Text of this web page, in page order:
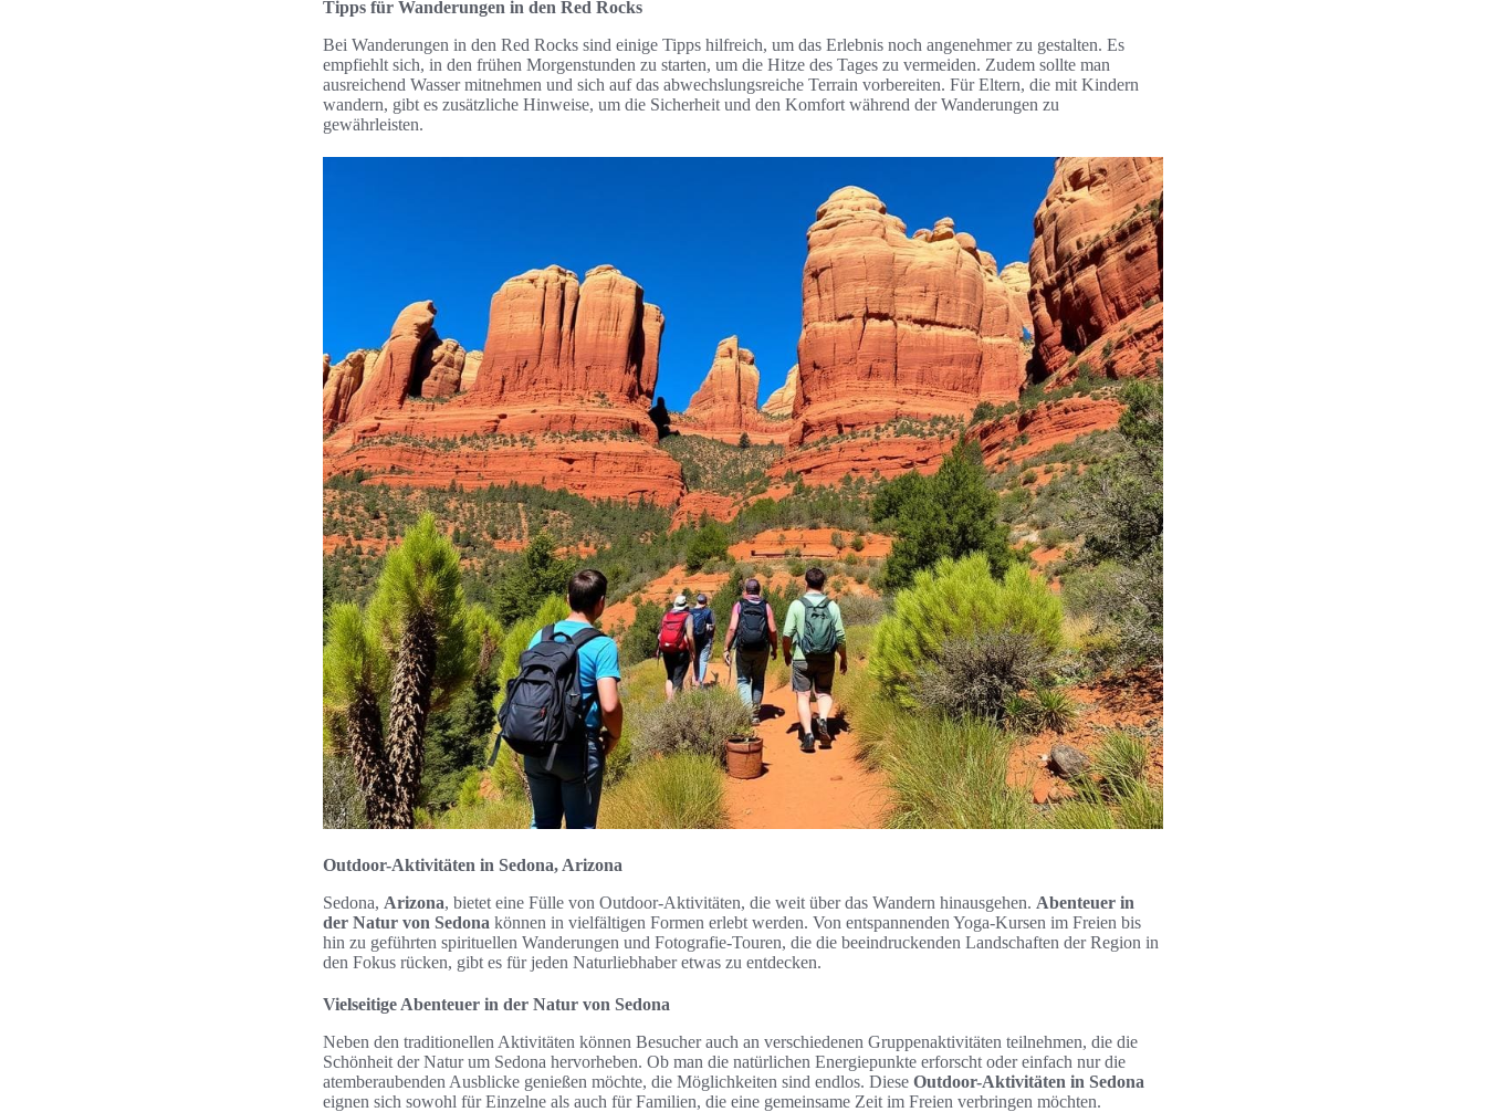
Tipps für Wanderungen in den Red Rocks
Bei Wanderungen in den Red Rocks sind einige Tipps hilfreich, um das Erlebnis noch angenehmer zu gestalten. Es
empfiehlt sich, in den frühen Morgenstunden zu starten, um die Hitze des Tages zu vermeiden. Zudem sollte man
ausreichend Wasser mitnehmen und sich auf das abwechslungsreiche Terrain vorbereiten. Für Eltern, die mit Kindern
wandern, gibt es zusätzliche Hinweise, um die Sicherheit und den Komfort während der Wanderungen zu
gewährleisten.
Outdoor-Aktivitäten in Sedona, Arizona
Sedona, Arizona, bietet eine Fülle von Outdoor-Aktivitäten, die weit über das Wandern hinausgehen. Abenteuer in
der Natur von Sedona können in vielfältigen Formen erlebt werden. Von entspannenden Yoga-Kursen im Freien bis
hin zu geführten spirituellen Wanderungen und Fotografie-Touren, die die beeindruckenden Landschaften der Region in
den Fokus rücken, gibt es für jeden Naturliebhaber etwas zu entdecken.
Vielseitige Abenteuer in der Natur von Sedona
Neben den traditionellen Aktivitäten können Besucher auch an verschiedenen Gruppenaktivitäten teilnehmen, die die
Schönheit der Natur um Sedona hervorheben. Ob man die natürlichen Energiepunkte erforscht oder einfach nur die
atemberaubenden Ausblicke genießen möchte, die Möglichkeiten sind endlos. Diese Outdoor-Aktivitäten in Sedona
eignen sich sowohl für Einzelne als auch für Familien, die eine gemeinsame Zeit im Freien verbringen möchten.